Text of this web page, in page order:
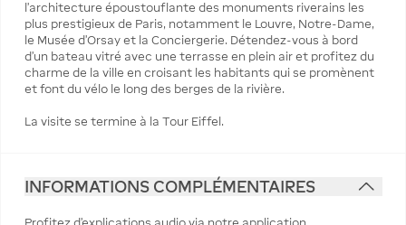
l’architecture époustouflante des monuments riverains les
plus prestigieux de Paris, notamment le Louvre, Notre-Dame,
le Musée d’Orsay et la Conciergerie. Détendez-vous à bord
d'un bateau vitré avec une terrasse en plein air et profitez du
charme de la ville en croisant les habitants qui se promènent
et font du vélo le long des berges de la rivière.
La visite se termine à la Tour Eiffel.
INFORMATIONS COMPLÉMENTAIRES